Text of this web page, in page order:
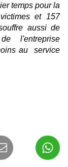
temps pour la
et 157
aussi de
l'entreprise
au service